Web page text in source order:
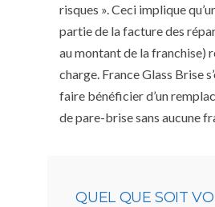
risques ». Ceci implique
partie de la facture des
au montant de la franchise)
charge. France Glass Brise
faire bénéficier d’un
de pare-brise sans aucune
QUEL QUE SOIT